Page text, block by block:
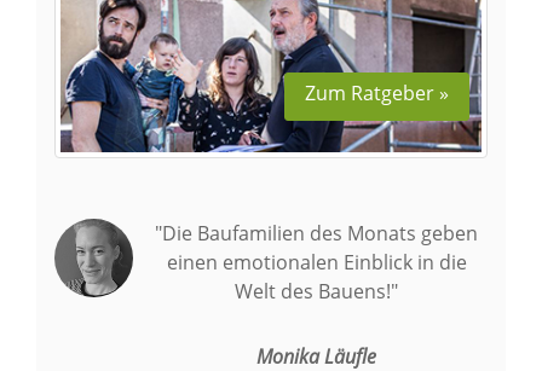
Zum Ratgeber »
"Die Baufamilien des Monats geben
einen emotionalen Einblick in die
Welt des Bauens!"
Monika Läufle